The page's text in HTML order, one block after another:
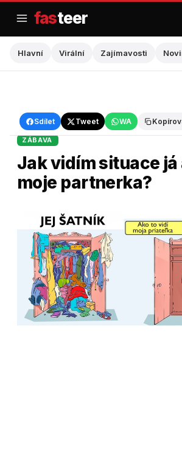
obsah
fasteer
Hlavní Virální Zajímavosti
Sdílet Tweet WA
Hlavní ›Zábava
ZÁBAVA
Jak vidím situace já
moje partnerka?